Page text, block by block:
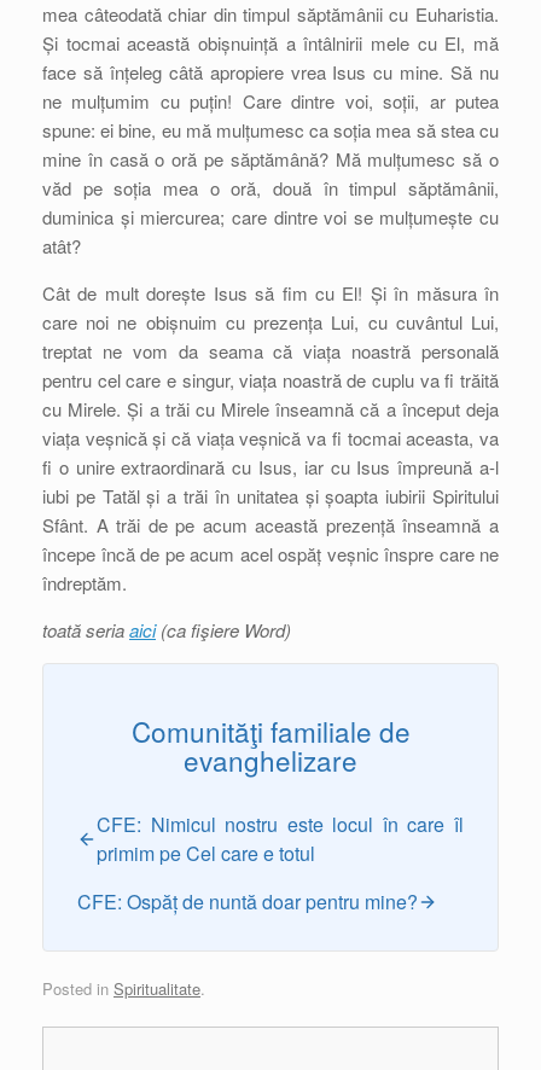
mea câteodată chiar din timpul săptămânii cu Euharistia.
Și tocmai această obișnuință a întâlnirii mele cu El, mă
face să înțeleg câtă apropiere vrea Isus cu mine. Să nu
ne mulțumim cu puțin! Care dintre voi, soții, ar putea
spune: ei bine, eu mă mulțumesc ca soția mea să stea cu
mine în casă o oră pe săptămână? Mă mulțumesc să o
văd pe soția mea o oră, două în timpul săptămânii,
duminica și miercurea; care dintre voi se mulțumește cu
atât?
Cât de mult dorește Isus să fim cu El! Și în măsura în
care noi ne obișnuim cu prezența Lui, cu cuvântul Lui,
treptat ne vom da seama că viața noastră personală
pentru cel care e singur, viața noastră de cuplu va fi trăită
cu Mirele. Și a trăi cu Mirele înseamnă că a început deja
viața veșnică și că viața veșnică va fi tocmai aceasta, va
fi o unire extraordinară cu Isus, iar cu Isus împreună a-l
iubi pe Tatăl și a trăi în unitatea și șoapta iubirii Spiritului
Sfânt. A trăi de pe acum această prezență înseamnă a
începe încă de pe acum acel ospăț veșnic înspre care ne
îndreptăm.
toată seriaaici(ca fişiere Word)
Comunităţi familiale de
evanghelizare
CFE: Nimicul nostru este locul în care îl
primim pe Cel care e totul
CFE: Ospăț de nuntă doar pentru mine?
Posted in Spiritualitate.